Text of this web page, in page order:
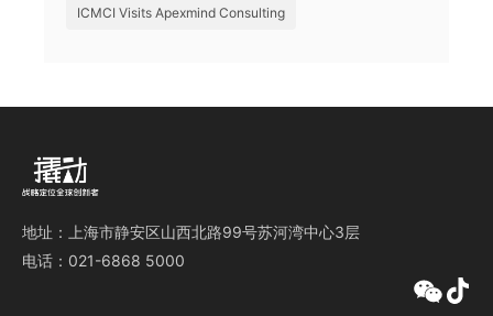
ICMCI Visits Apexmind Consulting
地址：上海市静安区山西北路99号苏河湾中心3层
电话：021-6868 5000